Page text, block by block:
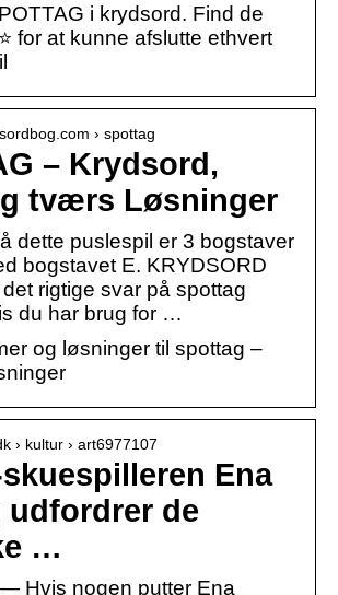
i krydsord. Find de
for at kunne afslutte ethvert
› spottag
– Krydsord,
tværs Løsninger
dette puslespil er 3 bogstaver
bogstavet E. KRYDSORD
rigtige svar på spottag
du har brug for …
og løsninger til spottag –
› kultur › art6977107
Ena
udfordrer de
…
Hvis nogen putter Ena